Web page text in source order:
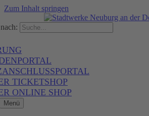
Zum Inhalt springen
TICKETSHOP
ONLINE SHOP
Menü